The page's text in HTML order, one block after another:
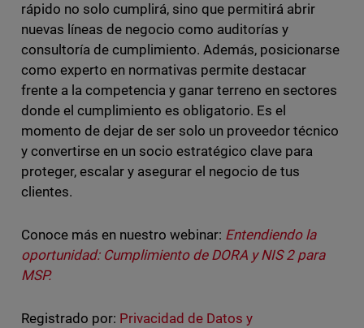
rápido no solo cumplirá, sino que permitirá abrir
nuevas líneas de negocio como auditorías y
consultoría de cumplimiento. Además, posicionarse
como experto en normativas permite destacar
frente a la competencia y ganar terreno en sectores
donde el cumplimiento es obligatorio. Es el
momento de dejar de ser solo un proveedor técnico
y convertirse en un socio estratégico clave para
proteger, escalar y asegurar el negocio de tus
clientes.
Conoce más en nuestro webinar: Entendiendo la
oportunidad: Cumplimiento de DORA y NIS 2 para
MSP.
Registrado por: Privacidad de Datos y